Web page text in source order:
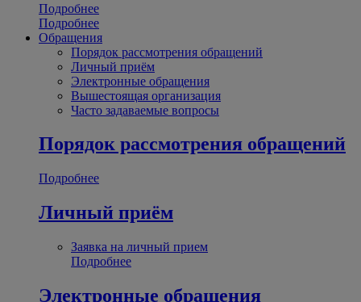
Подробнее
Подробнее
Обращения
Порядок рассмотрения обращений
Личный приём
Электронные обращения
Вышестоящая организация
Часто задаваемые вопросы
Порядок рассмотрения обращений
Подробнее
Личный приём
Заявка на личный прием
Подробнее
Электронные обращения